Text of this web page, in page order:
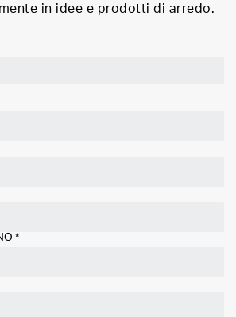
in idee e prodotti di arredo.
*